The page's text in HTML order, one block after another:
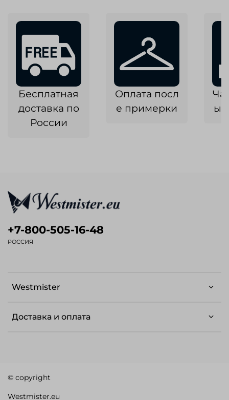
Бесплатная
доставка по
России
Оплата посл
е примерки
Westmister
Доставка и оплата
+7-800-505-16-48
РОССИЯ
© copyright
Westmister.eu